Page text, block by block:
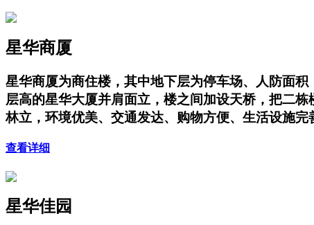
星华商厦
星华商厦为商住楼，其中地下层为停车场、人防面
层高的星华大厦并肩面立，楼之间加设天桥，把二
林立，环境优美、交通发达、购物方便、生活设施
查看详细
星华佳园